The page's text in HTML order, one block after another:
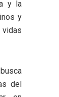
y la
y
del